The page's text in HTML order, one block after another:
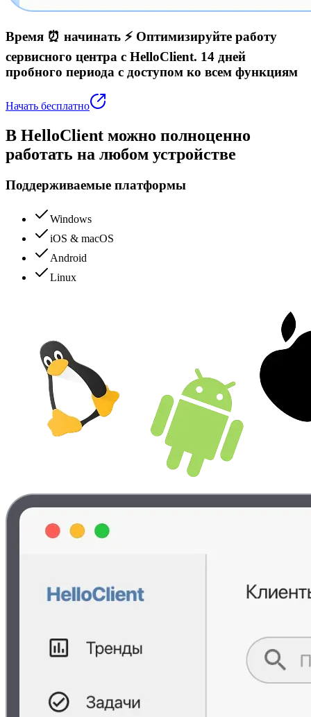
Время ⏰ начинать ⚡️ Оптимизируйте работу
сервисного центра с HelloClient. 14 дней
пробного периода с доступом ко всем функциям
Начать бесплатно
В HelloClient можно полноценно
работать на любом устройстве
Поддерживаемые платформы
Windows
iOS & macOS
Android
Linux